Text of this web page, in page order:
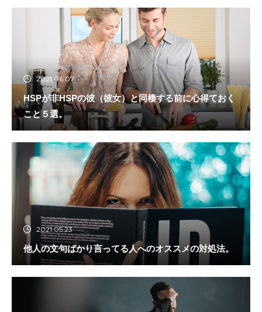
2021.06.07
HSPが非HSPの彼（彼女）と同棲する前に心得ておく
こと５選。
2021.05.23
他人の文句ばかり言ってる人へのオススメの対処法。